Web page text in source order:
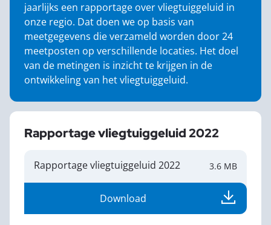
jaarlijks een rapportage over vliegtuiggeluid in
onze regio. Dat doen we op basis van
meetgegevens die verzameld worden door 24
meetposten op verschillende locaties. Het doel
van de metingen is inzicht te krijgen in de
ontwikkeling van het vliegtuiggeluid.
Rapportage vliegtuiggeluid 2022
Rapportage vliegtuiggeluid 2022 3.6 MB
Download